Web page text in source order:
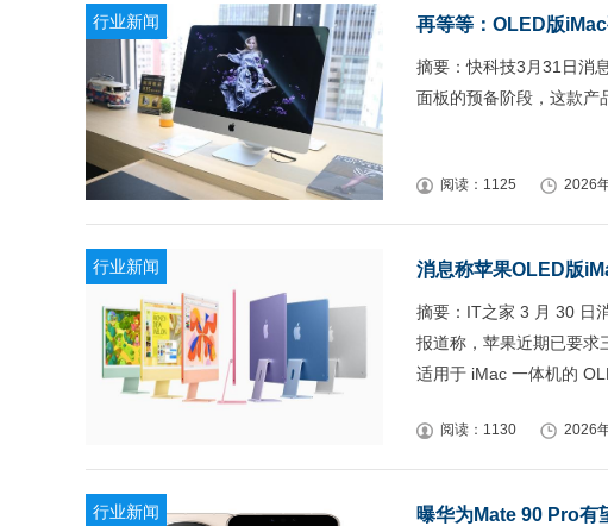
行业新闻 再等等：OLED版
摘要：快科技3月31日消
面板的预备阶段，这款产
阅读：1125 2026
行业新闻 消息称苹果OLED版
摘要：IT之家 3 月 30 日
报道称，苹果近期已要求
适用于 iMac 一体机的
阅读：1130 2026
行业新闻 曝华为Mate 90 Pro有